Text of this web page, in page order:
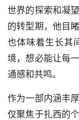
世界的探索和凝
的转型期，他目
也体味着生长其
境，想必能让每
通感和共鸣。
作为一部内涵丰
仅聚焦于扎西的